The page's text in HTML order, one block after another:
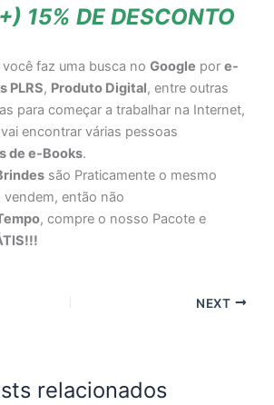
15% DE DESCONTO
você faz uma busca noGoogle pore-
PLRS, Produto Digital, entre outras
para começar a trabalhar na Internet,
encontrar várias pessoas
de e-Books.
são Praticamente o mesmo
então não
, compre o nosso Pacote e
NEXT
relacionados